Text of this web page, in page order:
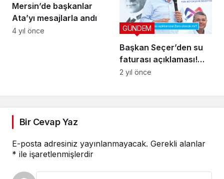
Mersin’de başkanlar
Ata’yı mesajlarla andı
4 yıl önce
Başkan Seçer’den su
faturası açıklaması!
Zam olacak mı?
GÜNDEM
2 yıl önce
Bir Cevap Yaz
E-posta adresiniz yayınlanmayacak. Gerekli alanlar
* ile işaretlenmişlerdir